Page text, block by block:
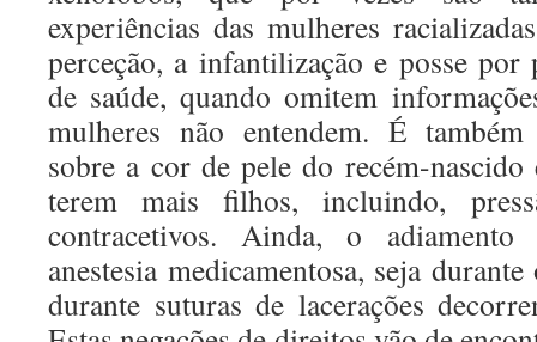
experiências das mulheres
perceção, a infantilização e posse
de saúde, quando omitem
mulheres não entendem. É também
sobre a cor de pele do recém-
terem mais filhos, incluindo,
contracetivos. Ainda, o adiamento
anestesia medicamentosa, seja
durante suturas de lacerações